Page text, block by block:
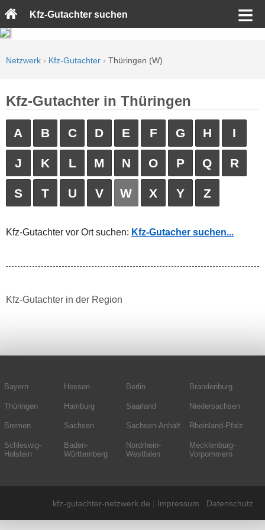
Kfz-Gutachter suchen
Netzwerk › Kfz-Gutachter ›Thüringen (W)
Kfz-Gutachter in Thüringen
A B C D E F G H I
J K L M N O P Q R
S T U V W X Y Z
Kfz-Gutachter vor Ort suchen: Kfz-Gutacher suchen...
Kfz-Gutachter in der Region
Bayern Hessen Berlin Brandenburg
Thüringen Hamburg Saarland Niedersachsen
Bremen Sachsen Sachsen-Anhalt Rheinland-Pfalz
Schleswig-
Holstein
Baden-
Württemberg
Nordrhein-
Westfalen
Mecklenburg-
Vorpommern
kfz-gutachter-netzwerk.de Impressum Datenschutz